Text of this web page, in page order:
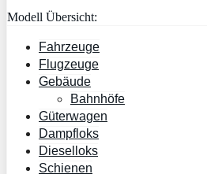
Modell Übersicht:
Fahrzeuge
Flugzeuge
Gebäude
Bahnhöfe
Güterwagen
Dampfloks
Dieselloks
Schienen